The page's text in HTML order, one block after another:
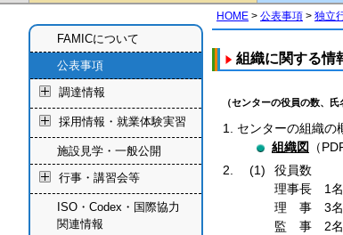
HOME 公表事項 独立
組織に関する情
（センターの役員の数、
センターの組織の
組織図
（
役員数
理事長 1名
理 事 3名
監 事 2名
FAMICについて
公表事項
調達情報
採用情報・就業体験実習
施設見学・一般公開
行事・講習会等
ISO・Codex・国際協力
関連情報